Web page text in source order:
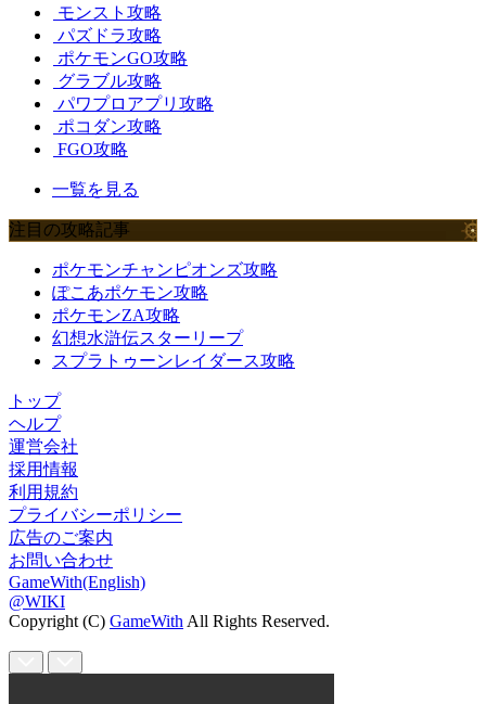
モンスト攻略
パズドラ攻略
ポケモンGO攻略
グラブル攻略
パワプロアプリ攻略
ポコダン攻略
FGO攻略
一覧を見る
注目の攻略記事
ポケモンチャンピオンズ攻略
ぽこあポケモン攻略
ポケモンZA攻略
幻想水滸伝スターリープ
スプラトゥーンレイダース攻略
トップ
ヘルプ
運営会社
採用情報
利用規約
プライバシーポリシー
広告のご案内
お問い合わせ
GameWith(English)
@WIKI
Copyright (C) GameWith All Rights Reserved.